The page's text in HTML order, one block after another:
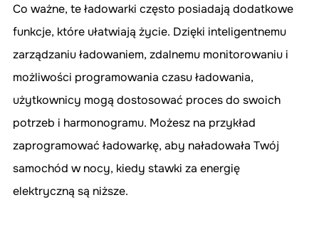
Co ważne, te ładowarki często posiadają dodatkowe
funkcje, które ułatwiają życie. Dzięki inteligentnemu
zarządzaniu ładowaniem, zdalnemu monitorowaniu i
możliwości programowania czasu ładowania,
użytkownicy mogą dostosować proces do swoich
potrzeb i harmonogramu. Możesz na przykład
zaprogramować ładowarkę, aby naładowała Twój
samochód w nocy, kiedy stawki za energię
elektryczną są niższe.